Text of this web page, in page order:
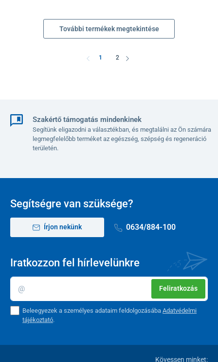
További termékek megtekintése
1 2
Szakértő támogatás mindenkinek
Segítünk eligazodni a választékban, és megtalálni az Ön számára
legmegfelelőbb terméket az egészség, szépség és regeneráció
területén.
Segítségre van szüksége?
Írjon nekünk 0634/884-100
Iratkozzon fel hírlevelünkre
Feliratkozás
Beleegyezek a személyes adataim feldolgozásábaAdatvédelmi
tájékoztató.
Kövessen minket: